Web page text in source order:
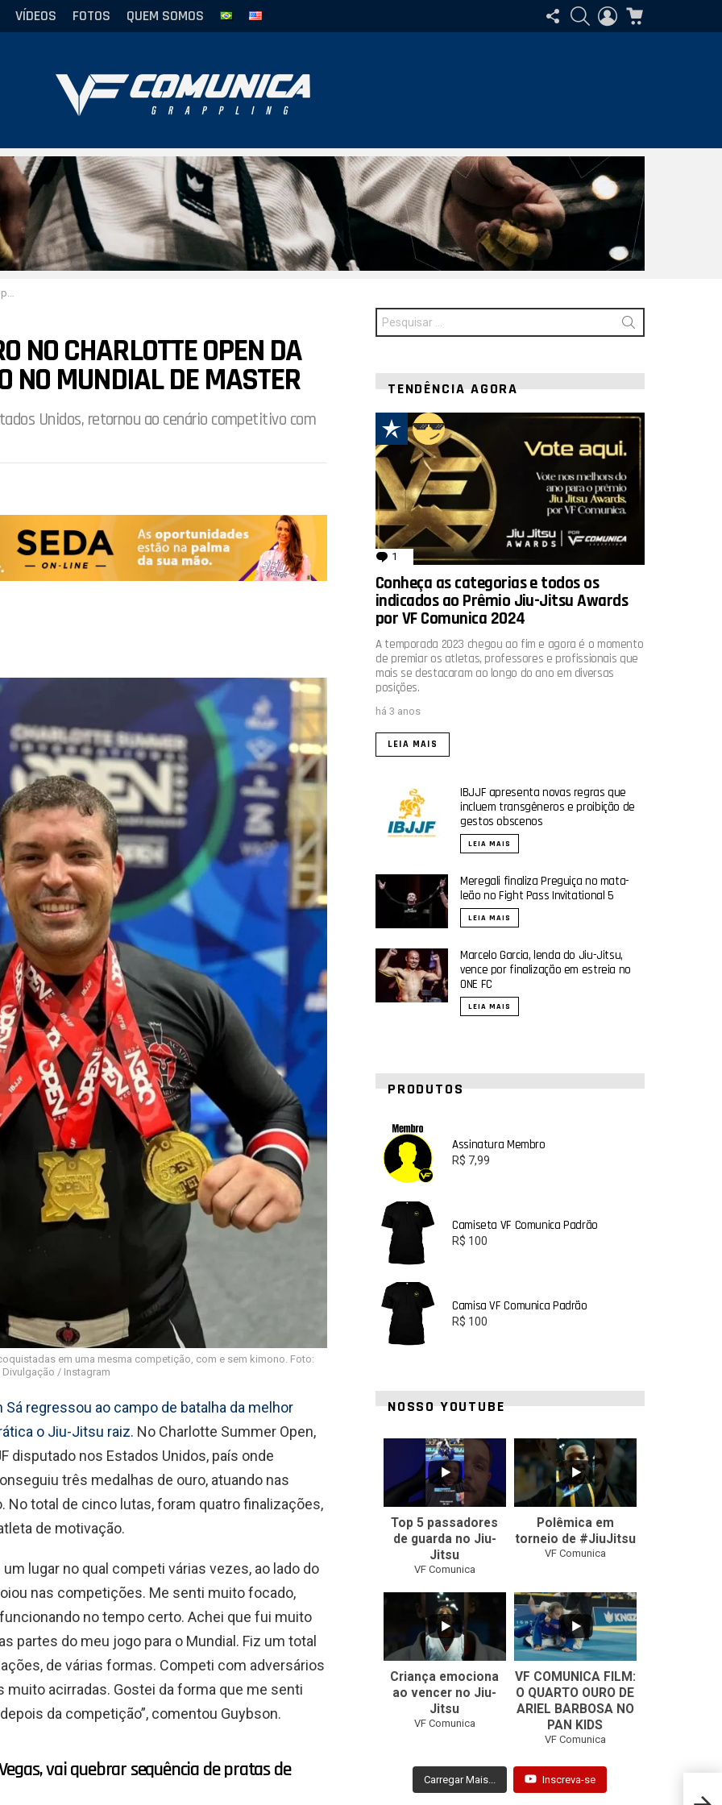
VÍDEOS FOTOS QUEM SOMOS
SIGA-
NOS
PESQUISAR
ENTRAR
NO CHARLOTTE OPEN DA
NO MUNDIAL DE MASTER
Unidos, retornou ao cenário competitivo com
em uma mesma competição, com e sem kimono. Foto:
Divulgação / Instagram
Sá regressou ao campo de batalha da melhor
o Jiu-Jitsu raiz. No Charlotte Summer Open,
disputado nos Estados Unidos, país onde
três medalhas de ouro, atuando nas
No total de cinco lutas, foram quatro finalizações,
de motivação.
lugar no qual competi várias vezes, ao lado do
nas competições. Me senti muito focado,
no tempo certo. Achei que fui muito
partes do meu jogo para o Mundial. Fiz um total
de várias formas. Competi com adversários
acirradas. Gostei da forma que me senti
da competição”, comentou Guybson.
vai quebrar sequência de pratas de
Procurar
por:
TENDÊNCIA AGORA
1 comentário
Conheça as categorias e todos os
indicados ao Prêmio Jiu-Jitsu Awards
por VF Comunica 2024
A temporada 2023 chegou ao fim e agora é o momento
de premiar os atletas, professores e profissionais que
mais se destacaram ao longo do ano em diversas
posições.
há 3 anos
LEIA MAIS
IBJJF apresenta novas regras que
incluem transgêneros e proibição de
gestos obscenos
LEIA MAIS
Meregali finaliza Preguiça no mata-
leão no Fight Pass Invitational 5
LEIA MAIS
Marcelo Garcia, lenda do Jiu-Jitsu,
vence por finalização em estreia no
ONE FC
LEIA MAIS
PRODUTOS
Assinatura Membro
R$ 7,99
Camiseta VF Comunica Padrão
R$ 100
Camisa VF Comunica Padrão
R$ 100
NOSSO YOUTUBE
0
Top 5 passadores
de guarda no Jiu-
Jitsu
VF Comunica
46 1
Polêmica em
torneio de #JiuJitsu
VF Comunica
0
Criança emociona
ao vencer no Jiu-
Jitsu
VF Comunica
...
0
VF COMUNICA FILM:
O QUARTO OURO DE
ARIEL BARBOSA NO
PAN KIDS
VF Comunica
Carregar Mais... Inscreva-se